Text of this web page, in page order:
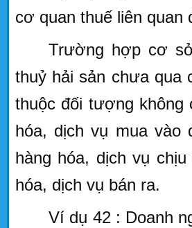
cơ quan thuế liên quan
Trường hợp cơ
thuỷ hải sản chưa qua
thuộc đối tượng không
hóa, dịch vụ mua
hàng hóa, dịch vụ
hóa, dịch vụ bán ra.
Ví dụ 42 : Doanh